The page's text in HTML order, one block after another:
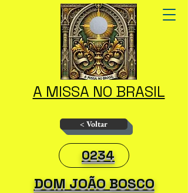
A MISSA NO BRASIL
< Voltar
0234
DOM JOÃO BOSCO